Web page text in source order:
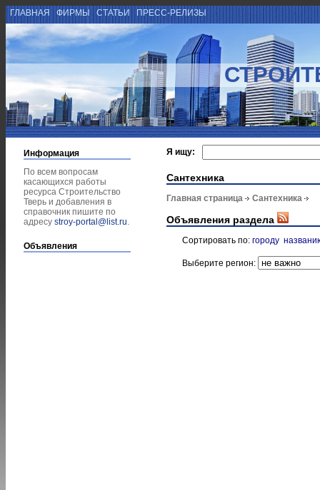
ГЛАВНАЯ ФИРМЫ СТАТЬИ ПРЕСС-РЕЛИЗЫ
Информация
По всем вопросам
касающихся работы
ресурса Строительство
Тверь и добавления в
справочник пишите по
адресу stroy-portal@list.ru.
Объявления
Я ищу:
Сантехника
Главная страница Сантехника
Объявления раздела
Сортировать по: городу
Выберите регион: